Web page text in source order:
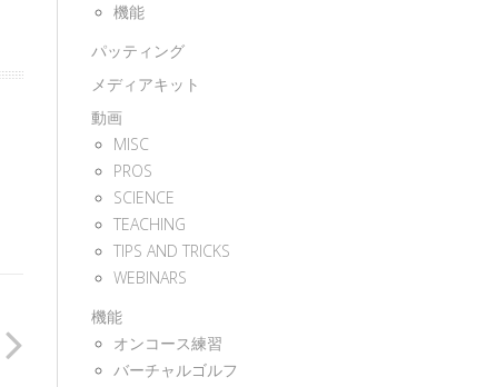
機能
パッティング
メディアキット
動画
MISC
PROS
SCIENCE
TEACHING
TIPS AND TRICKS
WEBINARS
機能
オンコース練習
バーチャルゴルフ